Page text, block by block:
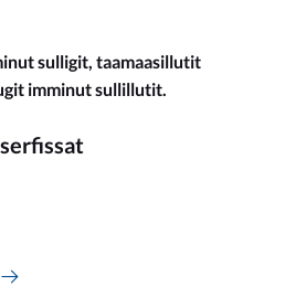
sulligit, taamaasillutit
imminut sullillutit.